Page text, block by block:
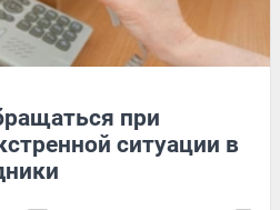
при
ситуации в